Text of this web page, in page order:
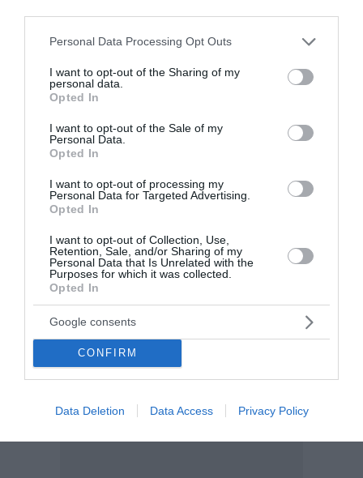
Please note that this website/app uses one or more Google
not limited to your visit or usage behaviour. You may click to
grant or deny consent to Google and its third-party tags to
use your data for below specified purposes in below Google
consent section.
Personal Data Processing Opt Outs
I want to opt-out of the Sharing of my
personal data.
Opted In
I want to opt-out of the Sale of my
Personal Data.
Opted In
I want to opt-out of processing my
Personal Data for Targeted Advertising.
Opted In
I want to opt-out of Collection, Use,
Retention, Sale, and/or Sharing of my
Personal Data that Is Unrelated with the
Purposes for which it was collected.
Opted In
Google consents
CONFIRM
Data Deletion Data Access Privacy Policy